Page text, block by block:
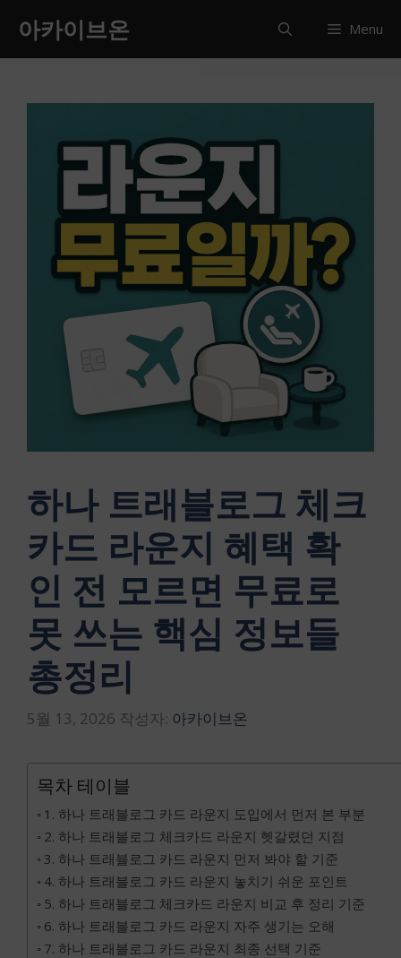
츠
아카이브온 Menu
하나 트래블로그 체크
카드 라운지 혜택 확
인 전 모르면 무료로
못 쓰는 핵심 정보들
총정리
5월 13, 2026 작성자: 아카이브온
목차 테이블
1. 하나 트래블로그 카드 라운지 도입에서 먼저 본 부분
2. 하나 트래블로그 체크카드 라운지 헷갈렸던 지점
3. 하나 트래블로그 카드 라운지 먼저 봐야 할 기준
4. 하나 트래블로그 카드 라운지 놓치기 쉬운 포인트
5. 하나 트래블로그 체크카드 라운지 비교 후 정리 기준
6. 하나 트래블로그 카드 라운지 자주 생기는 오해
7. 하나 트래블로그 카드 라운지 최종 선택 기준